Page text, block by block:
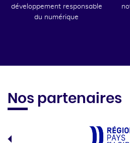
développement responsable
du numérique
Nos partenaires